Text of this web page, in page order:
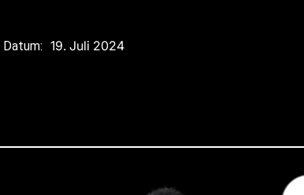
Datum: 19. Juli 2024